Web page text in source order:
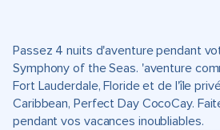
Passez 4 nuits d'aventure pendant
Symphony of the Seas. 'aventure
Fort Lauderdale, Floride et de l'île
Caribbean, Perfect Day CocoCay.
pendant vos vacances inoubliables.